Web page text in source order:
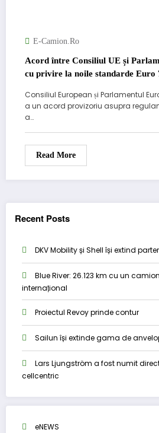
E-Camion.ro
Acord între Consiliul UE și
cu privire la noile standarde Euro
Consiliul European și Parlamentul
a un acord provizoriu asupra
a…
Read More
Recent Posts
DKV Mobility și Shell își extind
Blue River: 26.123 km cu un
internațional
Proiectul Revoy prinde contur
Sailun își extinde gama de
Lars Ljungström a fost numit
cellcentric
eNEWS